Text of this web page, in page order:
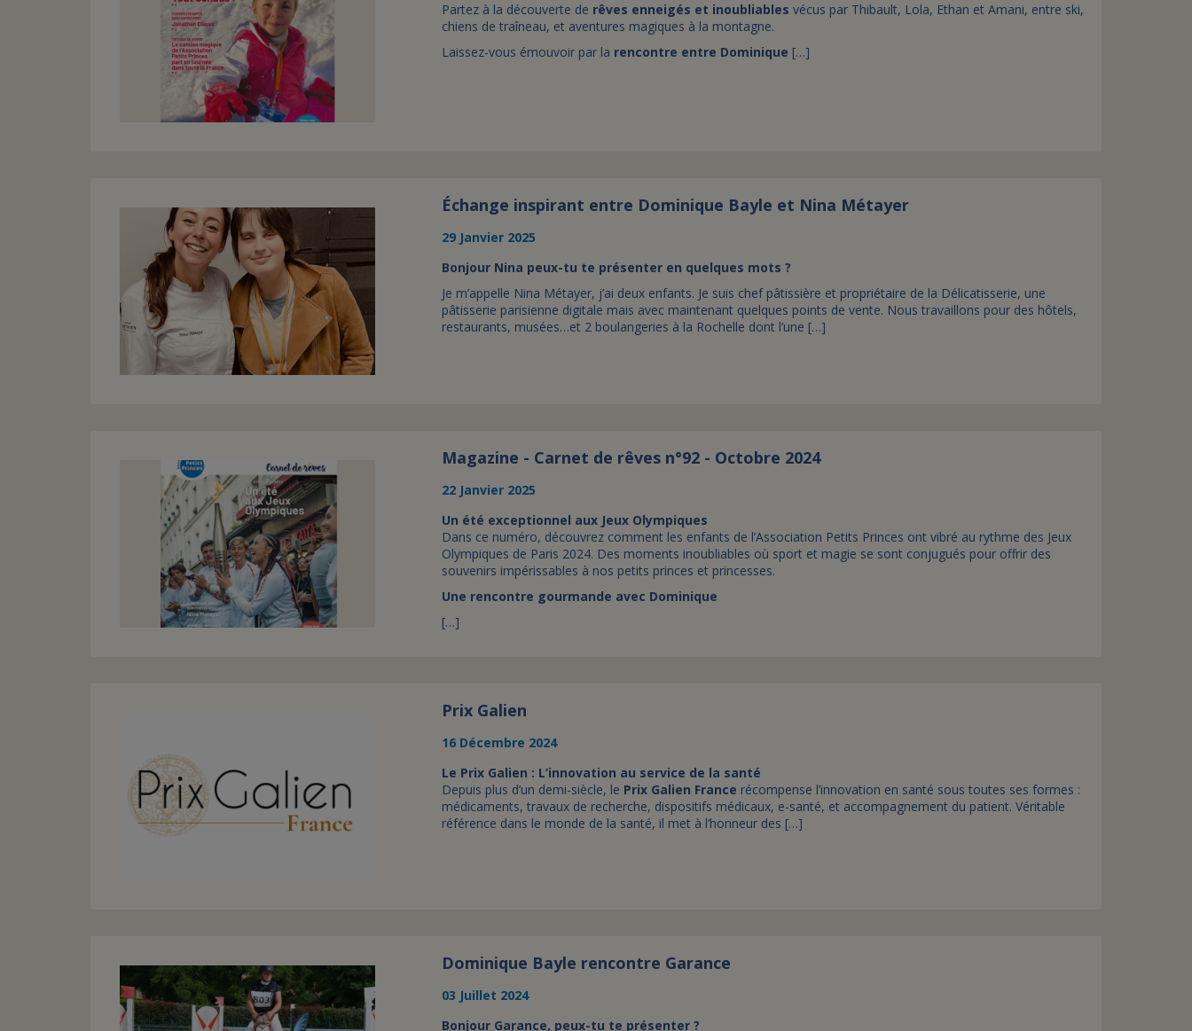
Partez à la découverte de rêves enneigés et inoubliables vécus par Thibault, Lola, Ethan et Amani, entre ski,
chiens de traîneau, et aventures magiques à la montagne.
Laissez-vous émouvoir par la rencontre entre Dominique […]
Échange inspirant entre Dominique Bayle et Nina Métayer
29 Janvier 2025
Bonjour Nina peux-tu te présenter en quelques mots ?
Je m’appelle Nina Métayer, j’ai deux enfants. Je suis chef pâtissière et propriétaire de la Délicatisserie, une
pâtisserie parisienne digitale mais avec maintenant quelques points de vente. Nous travaillons pour des hôtels,
restaurants, musées…et 2 boulangeries à la Rochelle dont l’une […]
Magazine - Carnet de rêves n°92 - Octobre 2024
22 Janvier 2025
Un été exceptionnel aux Jeux Olympiques
Dans ce numéro, découvrez comment les enfants de l’Association Petits Princes ont vibré au rythme des Jeux
Olympiques de Paris 2024. Des moments inoubliables où sport et magie se sont conjugués pour offrir des
souvenirs impérissables à nos petits princes et princesses.
Une rencontre gourmande avec Dominique
[…]
Prix Galien
16 Décembre 2024
Le Prix Galien : L’innovation au service de la santé
Depuis plus d’un demi-siècle, le Prix Galien France récompense l’innovation en santé sous toutes ses formes :
médicaments, travaux de recherche, dispositifs médicaux, e-santé, et accompagnement du patient. Véritable
référence dans le monde de la santé, il met à l’honneur des […]
Dominique Bayle rencontre Garance
03 Juillet 2024
Bonjour Garance, peux-tu te présenter ?